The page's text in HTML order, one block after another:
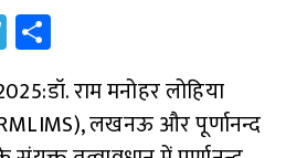
Te
le
gr
a
h
ar
e
राम मनोहर लोहिया
लखनऊ और पूर्णानन्द